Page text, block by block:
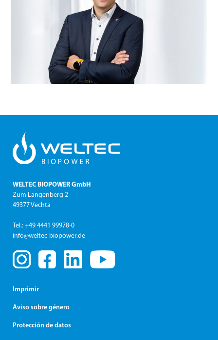
WELTEC BIOPOWER GmbH
Zum Langenberg 2
49377 Vechta
Tel.: +49 4441 99978-0
info@weltec-biopower.de
Imprimir
Aviso sobre género
Protección de datos